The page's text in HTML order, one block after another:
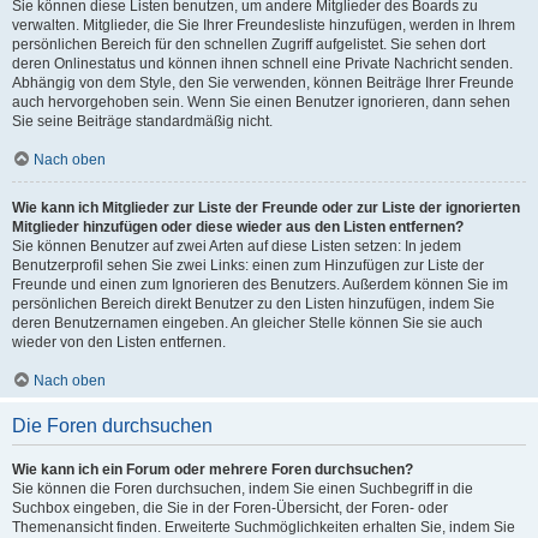
Sie können diese Listen benutzen, um andere Mitglieder des Boards zu
verwalten. Mitglieder, die Sie Ihrer Freundesliste hinzufügen, werden in Ihrem
persönlichen Bereich für den schnellen Zugriff aufgelistet. Sie sehen dort
deren Onlinestatus und können ihnen schnell eine Private Nachricht senden.
Abhängig von dem Style, den Sie verwenden, können Beiträge Ihrer Freunde
auch hervorgehoben sein. Wenn Sie einen Benutzer ignorieren, dann sehen
Sie seine Beiträge standardmäßig nicht.
Nach oben
Wie kann ich Mitglieder zur Liste der Freunde oder zur Liste der ignorierten
Mitglieder hinzufügen oder diese wieder aus den Listen entfernen?
Sie können Benutzer auf zwei Arten auf diese Listen setzen: In jedem
Benutzerprofil sehen Sie zwei Links: einen zum Hinzufügen zur Liste der
Freunde und einen zum Ignorieren des Benutzers. Außerdem können Sie im
persönlichen Bereich direkt Benutzer zu den Listen hinzufügen, indem Sie
deren Benutzernamen eingeben. An gleicher Stelle können Sie sie auch
wieder von den Listen entfernen.
Nach oben
Die Foren durchsuchen
Wie kann ich ein Forum oder mehrere Foren durchsuchen?
Sie können die Foren durchsuchen, indem Sie einen Suchbegriff in die
Suchbox eingeben, die Sie in der Foren-Übersicht, der Foren- oder
Themenansicht finden. Erweiterte Suchmöglichkeiten erhalten Sie, indem Sie